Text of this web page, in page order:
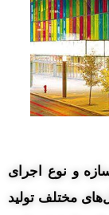
و نوع اجرای
مختلف تولید